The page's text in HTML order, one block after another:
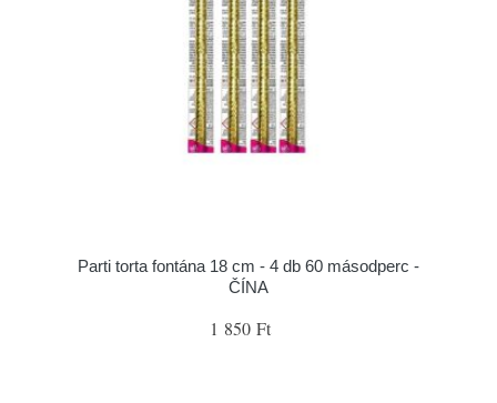
Parti torta fontána 18 cm - 4 db 60 másodperc -
ČÍNA
1 850 Ft